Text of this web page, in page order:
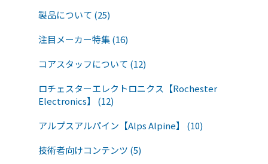
製品について (25)
注目メーカー特集 (16)
コアスタッフについて (12)
ロチェスターエレクトロニクス【Rochester
Electronics】 (12)
アルプスアルパイン【Alps Alpine】 (10)
技術者向けコンテンツ (5)